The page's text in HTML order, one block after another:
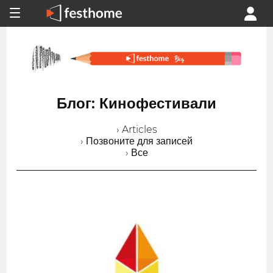
Блог: Кинофестивали
› Articles
› Позвоните для записей
› Все